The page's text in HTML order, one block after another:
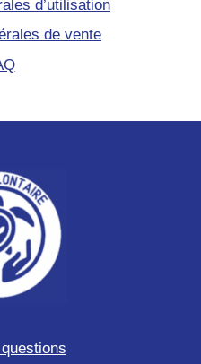
d’utilisation
de vente